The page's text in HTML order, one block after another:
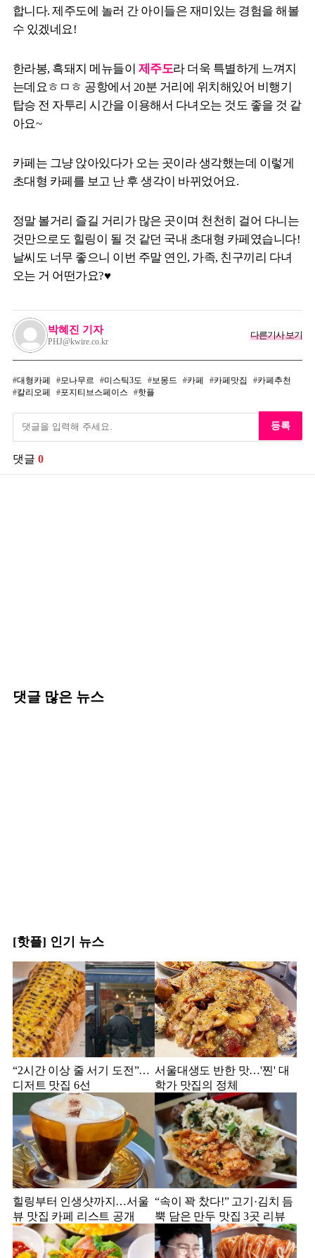
합니다. 제주도에 놀러 간 아이들은 재미있는 경험을 해볼
수 있겠네요!
한라봉, 흑돼지 메뉴들이 제주도라 더욱 특별하게 느껴지
는데요ㅎㅁㅎ 공항에서 20분 거리에 위치해있어 비행기
탑승 전 자투리 시간을 이용해서 다녀오는 것도 좋을 것 같
아요~
카페는 그냥 앉아있다가 오는 곳이라 생각했는데 이렇게
초대형 카페를 보고 난 후 생각이 바뀌었어요.
정말 볼거리 즐길 거리가 많은 곳이며 천천히 걸어 다니는
것만으로도 힐링이 될 것 같던 국내 초대형 카페였습니다!
날씨도 너무 좋으니 이번 주말 연인, 가족, 친구끼리 다녀
오는 거 어떤가요?♥
박혜진 기자
PHJ@kwire.co.kr
다른기사 보기
대형카페 모나무르 미스틱3도 보몽드 카페 카페맛집
카페추천
칼리오페
포지티브스페이스 핫플
등록
댓글 0
댓글 많은 뉴스
[핫플] 인기 뉴스
“2시간 이상 줄 서기 도전”…
디저트 맛집 6선
서울대생도 반한 맛…'찐' 대
학가 맛집의 정체
힐링부터 인생샷까지…서울
뷰 맛집 카페 리스트 공개
“속이 꽉 찼다!” 고기·김치 듬
뿍 담은 만두 맛집 3곳 리뷰